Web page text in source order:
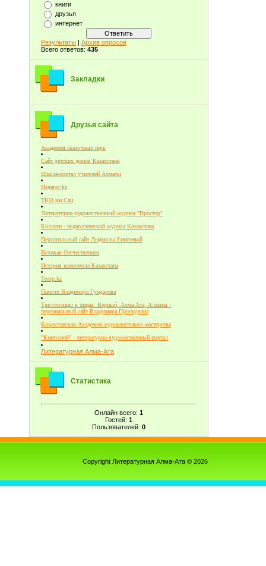
книги
друзья
интернет
Результаты | Архив опросов
Всего ответов: 435
Закладки
Друзья сайта
Академия сказочных наук
Сайт детских домов Казахстана
Школа-портал учителей Алматы
Педагог.kz
ТЮЗ им.Сац
Литературно-художественный журнал "Простор"
Коллеги - педагогический журнал Казахстана
Персональный сайт Людмилы Енисеевой
Великая Отечественная
История комсомола Казахстана
Театр.kz
Памяти Владимира Гундарева
Три столицы в лицах: Верный, Алма-Ата, Алматы -
персональный сайт Владимира Проскурина
Казахстанская Академия журналистского мастерства
"Книголюб" - литературно-художественный портал
Литературная Алма-Ата
Статистика
Онлайн всего: 1
Гостей: 1
Пользователей: 0
Copyright Литературная Алма-Ата © 2026